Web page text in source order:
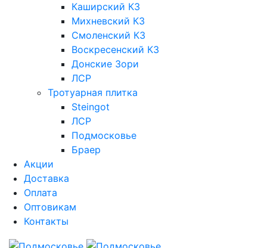
Каширский КЗ
Михневский КЗ
Смоленский КЗ
Воскресенский КЗ
Донские Зори
ЛСР
Тротуарная плитка
Steingot
ЛСР
Подмосковье
Браер
Акции
Доставка
Оплата
Оптовикам
Контакты